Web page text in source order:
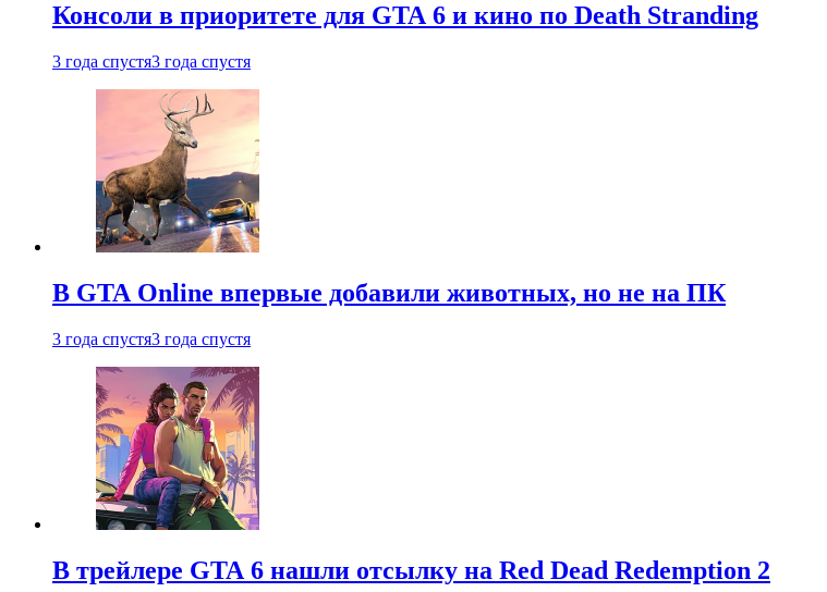
Консоли в приоритете для GTA 6 и кино по Death Stranding
3 года спустя3 года спустя
В GTA Online впервые добавили животных, но не на ПК
3 года спустя3 года спустя
В трейлере GTA 6 нашли отсылку на Red Dead Redemption 2